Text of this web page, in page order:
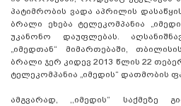
პატიმრობის ვადა აპრილის
ბრალი ეხება ტელეკომპანია
უკანონო დაუფლებას.
„იმედთან“ მიმართებაში,
ბრალი ჯერ კიდევ 2013 წლის 22
ტელეკომპანია „იმედის“ დათმობის
ამგვარად, ,,იმედის“ საქმეზე